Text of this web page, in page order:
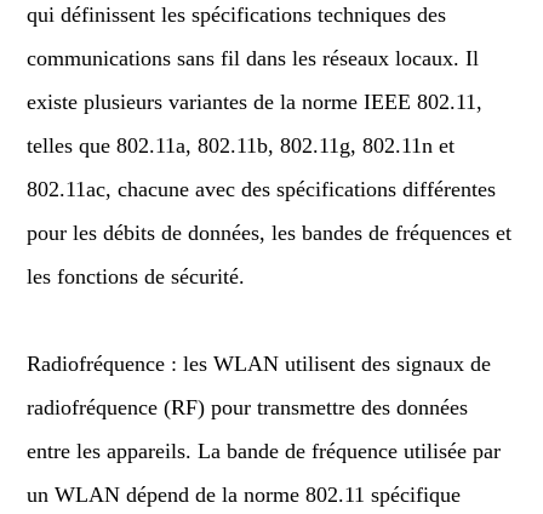
qui définissent les spécifications techniques des
communications sans fil dans les réseaux locaux. Il
existe plusieurs variantes de la norme IEEE 802.11,
telles que 802.11a, 802.11b, 802.11g, 802.11n et
802.11ac, chacune avec des spécifications différentes
pour les débits de données, les bandes de fréquences et
les fonctions de sécurité.
Radiofréquence : les WLAN utilisent des signaux de
radiofréquence (RF) pour transmettre des données
entre les appareils. La bande de fréquence utilisée par
un WLAN dépend de la norme 802.11 spécifique